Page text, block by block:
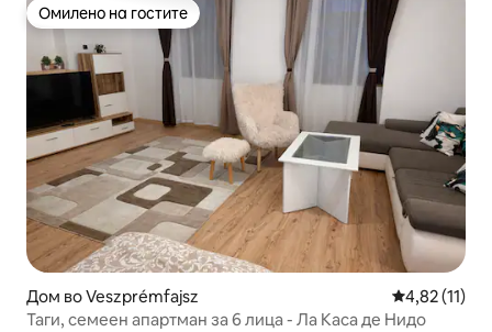
Омилено на гостите
Омилено на гостите
Дом во Veszprémfajsz Просечна
4,82 (11)
Таги, семеен апартман за 6 лица - Ла Каса де Нидо